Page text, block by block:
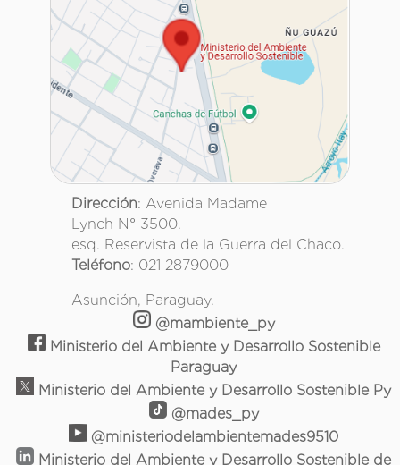
Dirección: Avenida Madame
Lynch N° 3500.
esq. Reservista de la Guerra del Chaco.
Teléfono: 021 2879000
Asunción, Paraguay.
@mambiente_py
Ministerio del Ambiente y Desarrollo Sostenible
Paraguay
Ministerio del Ambiente y Desarrollo Sostenible Py
@mades_py
@ministeriodelambientemades9510
Ministerio del Ambiente y Desarrollo Sostenible de